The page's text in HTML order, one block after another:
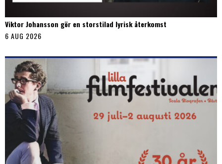
Viktor Johansson gör en storstilad lyrisk återkomst
6 AUG 2026